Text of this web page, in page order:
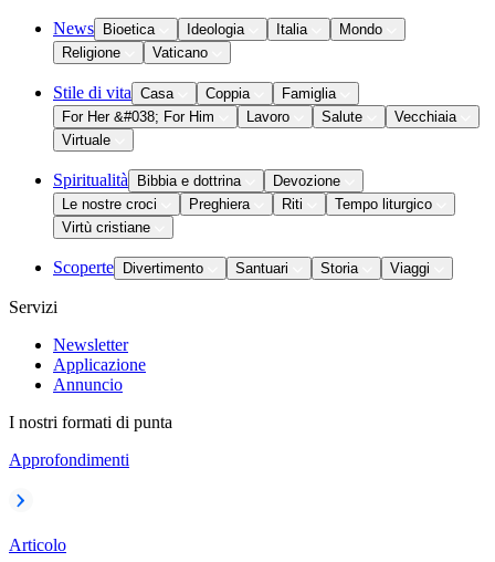
News Bioetica Ideologia Italia
Mondo
Religione
Vaticano
Stile di vita Casa Coppia
Famiglia
For Her &#038; For Him
Lavoro Salute
Vecchiaia
Virtuale
Spiritualità Bibbia e dottrina
Devozione
Le nostre croci
Preghiera Riti
Tempo liturgico
Virtù cristiane
Scoperte Divertimento Santuari Storia Viaggi
Servizi
Newsletter
Applicazione
Annuncio
I nostri formati di punta
Approfondimenti
Articolo